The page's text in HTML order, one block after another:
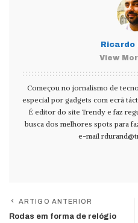
Ricardo
View
Começou no jornalismo de
especial por gadgets com ecrã
É editor do site Trendy e faz
busca dos melhores spots para
e-mail
ARTIGO ANTERIOR
Rodas em forma de relógio